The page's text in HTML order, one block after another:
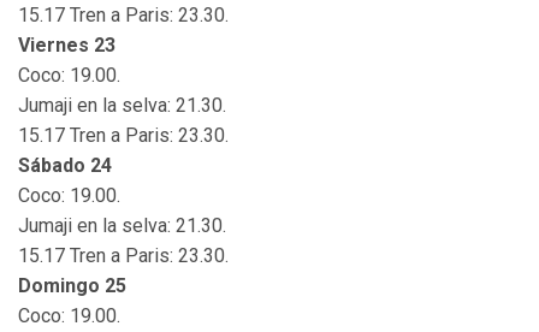
15.17 Tren a Paris: 23.30.
Viernes 23
Coco: 19.00.
Jumaji en la selva: 21.30.
15.17 Tren a Paris: 23.30.
Sábado 24
Coco: 19.00.
Jumaji en la selva: 21.30.
15.17 Tren a Paris: 23.30.
Domingo 25
Coco: 19.00.